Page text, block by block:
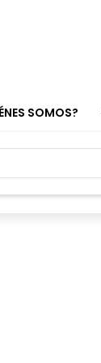
SOMOS?